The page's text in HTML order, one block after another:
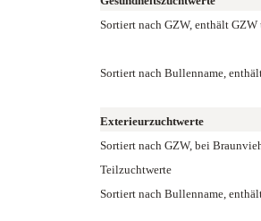
Sortiert nach GZW, enthält
Sortiert nach Bullenname,
Exterieurzuchtwerte
Sortiert nach GZW, bei
Teilzuchtwerte
Sortiert nach Bullenname,